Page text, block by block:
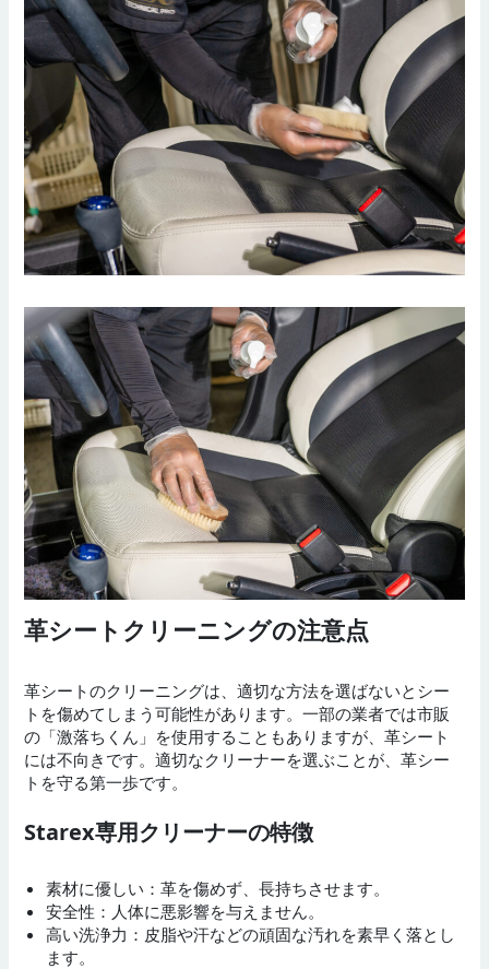
革シートクリーニングの注意点
革シートのクリーニングは、適切な方法を選ばないとシー
トを傷めてしまう可能性があります。一部の業者では市販
の「激落ちくん」を使用することもありますが、革シート
には不向きです。適切なクリーナーを選ぶことが、革シー
トを守る第一歩です。
Starex専用クリーナーの特徴
素材に優しい：革を傷めず、長持ちさせます。
安全性：人体に悪影響を与えません。
高い洗浄力：皮脂や汗などの頑固な汚れを素早く落とし
ます。